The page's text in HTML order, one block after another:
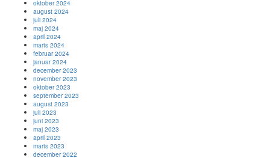
oktober 2024
august 2024
juli 2024
maj 2024
april 2024
marts 2024
februar 2024
januar 2024
december 2023
november 2023
oktober 2023
september 2023
august 2023
juli 2023
juni 2023
maj 2023
april 2023
marts 2023
december 2022